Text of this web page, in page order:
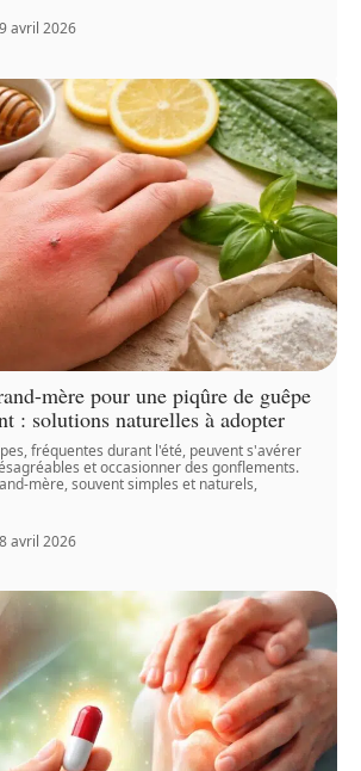
avril 2026
mère pour une piqûre de guêpe
: solutions naturelles à adopter
fréquentes durant l'été, peuvent s'avérer
et occasionner des gonflements.
mère, souvent simples et naturels,
avril 2026